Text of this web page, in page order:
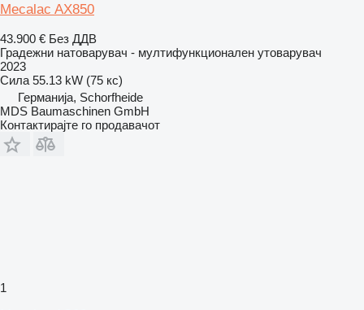
Mecalac AX850
43.900 € Без ДДВ
Градежни натоварувач - мултифункционален утоварувач
2023
Сила 55.13 kW (75 кс)
Германија, Schorfheide
MDS Baumaschinen GmbH
Контактирајте го продавачот
1